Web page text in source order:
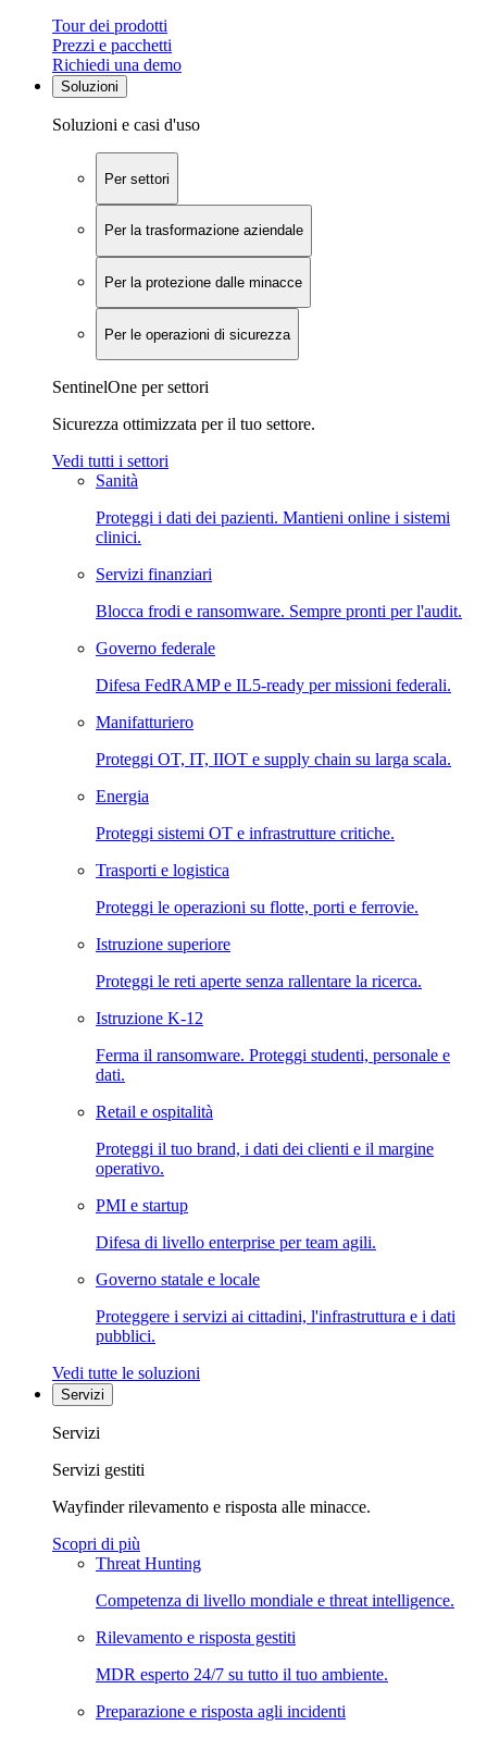
Tour dei prodotti
Prezzi e pacchetti
Richiedi una demo
Soluzioni
Soluzioni e casi d'uso
Per settori
Per la trasformazione aziendale
Per la protezione dalle minacce
Per le operazioni di sicurezza
SentinelOne per settori
Sicurezza ottimizzata per il tuo settore.
Vedi tutti i settori
Sanità
Proteggi i dati dei pazienti. Mantieni online i sistemi
clinici.
Servizi finanziari
Blocca frodi e ransomware. Sempre pronti per l'audit.
Governo federale
Difesa FedRAMP e IL5-ready per missioni federali.
Manifatturiero
Proteggi OT, IT, IIOT e supply chain su larga scala.
Energia
Proteggi sistemi OT e infrastrutture critiche.
Trasporti e logistica
Proteggi le operazioni su flotte, porti e ferrovie.
Istruzione superiore
Proteggi le reti aperte senza rallentare la ricerca.
Istruzione K-12
Ferma il ransomware. Proteggi studenti, personale e
dati.
Retail e ospitalità
Proteggi il tuo brand, i dati dei clienti e il margine
operativo.
PMI e startup
Difesa di livello enterprise per team agili.
Governo statale e locale
Proteggere i servizi ai cittadini, l'infrastruttura e i dati
pubblici.
Vedi tutte le soluzioni
Servizi
Servizi
Servizi gestiti
Wayfinder rilevamento e risposta alle minacce.
Scopri di più
Threat Hunting
Competenza di livello mondiale e threat intelligence.
Rilevamento e risposta gestiti
MDR esperto 24/7 su tutto il tuo ambiente.
Preparazione e risposta agli incidenti